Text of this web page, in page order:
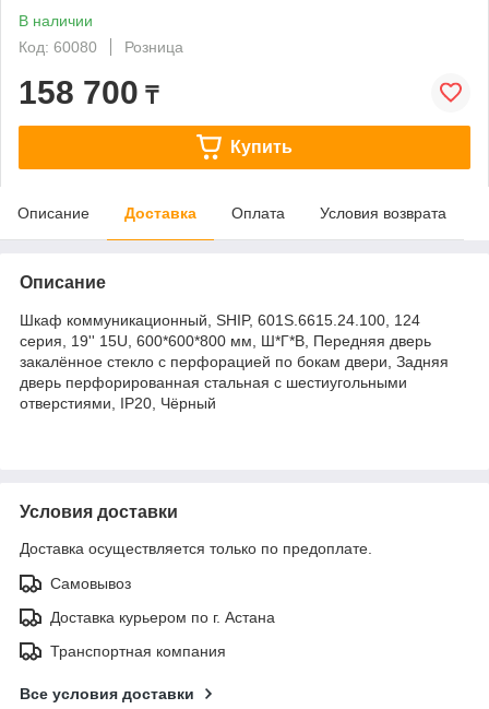
В наличии
Код: 60080
Розница
158 700 ₸
Купить
Описание Доставка Оплата Условия возврата
Описание
Шкаф коммуникационный, SHIP, 601S.6615.24.100, 124
серия, 19'' 15U, 600*600*800 мм, Ш*Г*В, Передняя дверь
закалённое стекло с перфорацией по бокам двери, Задняя
дверь перфорированная стальная с шестиугольными
отверстиями, IP20, Чёрный
Условия доставки
Доставка осуществляется только по предоплате.
Самовывоз
Доставка курьером по г. Астана
Транспортная компания
Все условия доставки